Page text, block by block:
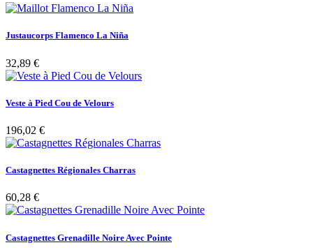
Justaucorps Flamenco La Niña
32,89 €
Veste à Pied Cou de Velours
196,02 €
Castagnettes Régionales Charras
60,28 €
Castagnettes Grenadille Noire Avec Pointe